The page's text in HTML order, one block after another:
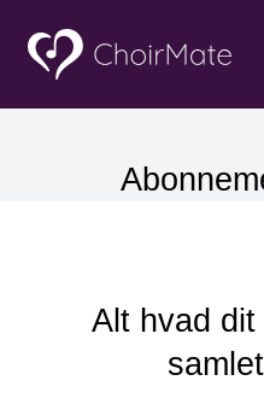
Alt hvad